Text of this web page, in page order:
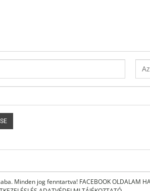
Minden jog fenntartva! FACEBOOK OLDALAM